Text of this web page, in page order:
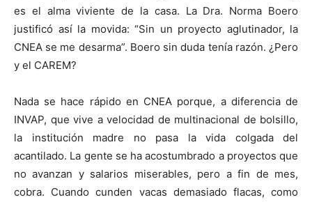
es el alma viviente de la casa. La Dra. Norma Boero
justificó así la movida: “Sin un proyecto aglutinador, la
CNEA se me desarma”. Boero sin duda tenía razón. ¿Pero
y el CAREM?
Nada se hace rápido en CNEA porque, a diferencia de
INVAP, que vive a velocidad de multinacional de bolsillo,
la institución madre no pasa la vida colgada del
acantilado. La gente se ha acostumbrado a proyectos que
no avanzan y salarios miserables, pero a fin de mes,
cobra. Cuando cunden vacas demasiado flacas, como